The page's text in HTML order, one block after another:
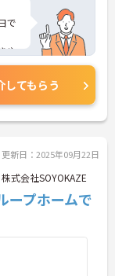
で
や
さ
してもらう
更新日：2025年09月22日
株式会社SOYOKAZE
ープホームで